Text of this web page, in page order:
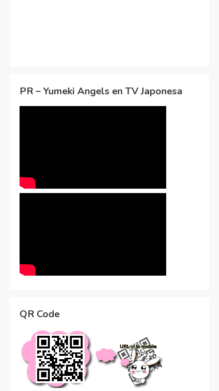
PR – Yumeki Angels en TV Japonesa
QR Code